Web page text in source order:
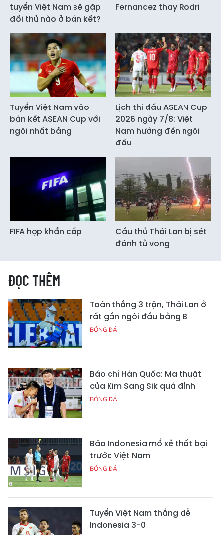
tuyển Việt Nam sẽ gặp
đối thủ nào ở bán kết?
Fernandez thay Rodri
Tuyển Việt Nam vào
bán kết ASEAN Cup với
ngôi nhất bảng
Lịch thi đấu ASEAN Cup
2026 ngày 7/8: Việt
Nam hướng đến ngôi
đầu
FIFA họp khẩn cấp
Cầu thủ Thái Lan bị sét
đánh tử vong
ĐỌC THÊM
Toàn thắng 3 trận, Thái Lan ở
rất gần ngôi đầu bảng B
BÓNG ĐÁ
Báo chí Hàn Quốc: Ma thuật
của Kim Sang Sik quá đỉnh
BÓNG ĐÁ
Báo Indonesia mổ xẻ thất bại
trước Việt Nam
BÓNG ĐÁ
Tuyển Việt Nam thắng dễ
Indonesia 3-0